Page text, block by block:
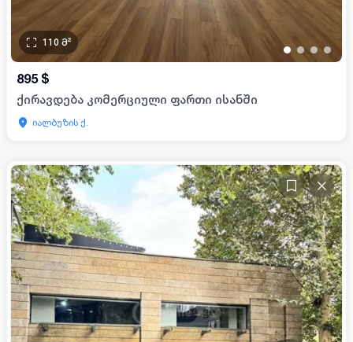
• • • •
110 მ²
895 $
ქირავდება კომერციული ფართი ისანში
იალბუზის ქ.